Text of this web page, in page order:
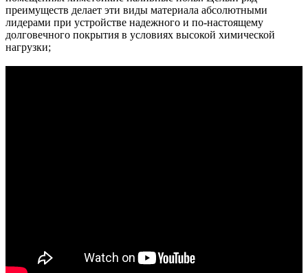
преимуществ делает эти виды материала абсолютными
лидерами при устройстве надежного и по-настоящему
долговечного покрытия в условиях высокой химической
нагрузки;